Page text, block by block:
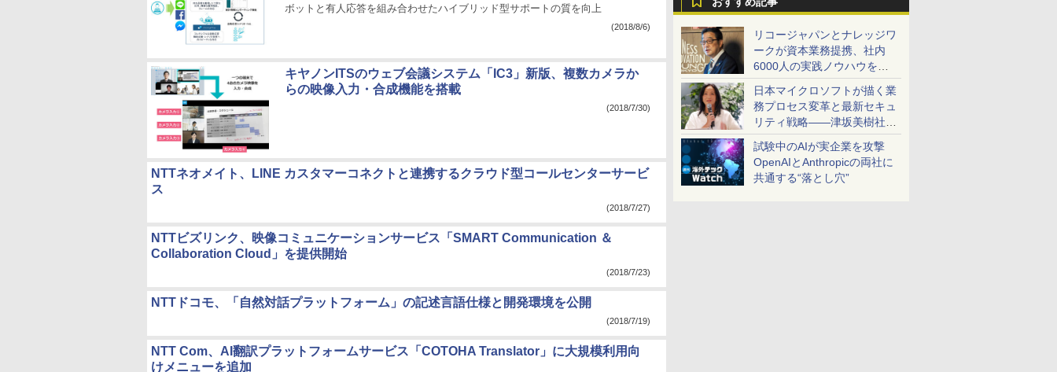
リコージャパンとナレッジワ
ークが資本業務提携、社内
6000人の実践ノウハウを生
かした「AI商談記録 for
RICOH」を展開へ
日本マイクロソフトが描く業
務プロセス変革と最新セキュ
リティ戦略――津坂美樹社長
が2027年度戦略を説明
試験中のAIが実企業を攻撃
OpenAIとAnthropicの両社に
共通する“落とし穴”
ボットと有人応答を組み合わせたハイブリッド型サポートの質を向上
(2018/8/6)
キヤノンITSのウェブ会議システム「IC3」新版、複数カメラか
らの映像入力・合成機能を搭載
(2018/7/30)
NTTネオメイト、LINE カスタマーコネクトと連携するクラウド型コールセンターサービ
ス
(2018/7/27)
NTTビズリンク、映像コミュニケーションサービス「SMART Communication ＆
Collaboration Cloud」を提供開始
(2018/7/23)
NTTドコモ、「自然対話プラットフォーム」の記述言語仕様と開発環境を公開
(2018/7/19)
NTT Com、AI翻訳プラットフォームサービス「COTOHA Translator」に大規模利用向
けメニューを追加